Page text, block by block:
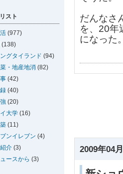
だんなさ
を、20年
になった
2009年04
スト
(977)
(138)
グタイランド (94)
・地産地消 (82)
(42)
(40)
(20)
大学 (16)
(11)
ンイレブン (4)
介 (3)
ースから (3)